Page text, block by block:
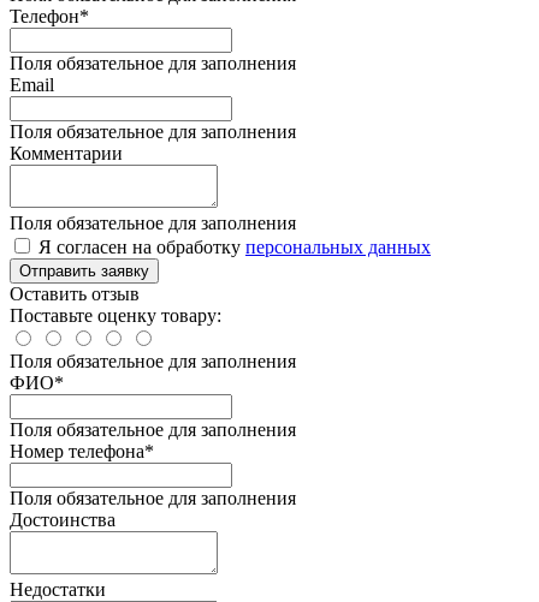
Телефон*
Поля обязательное для заполнения
Email
Поля обязательное для заполнения
Комментарии
Поля обязательное для заполнения
Я согласен на обработку персональных данных
Отправить заявку
Оставить отзыв
Поставьте оценку товару:
Поля обязательное для заполнения
ФИО*
Поля обязательное для заполнения
Номер телефона*
Поля обязательное для заполнения
Достоинства
Недостатки